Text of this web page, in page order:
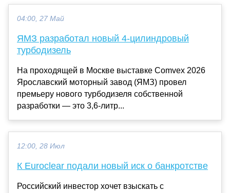
04:00, 27 Май
ЯМЗ разработал новый 4-цилиндровый
турбодизель
На проходящей в Москве выставке Comvex 2026
Ярославский моторный завод (ЯМЗ) провел
премьеру нового турбодизеля собственной
разработки — это 3,6-литр...
12:00, 28 Июл
К Euroclear подали новый иск о банкротстве
Российский инвестор хочет взыскать с